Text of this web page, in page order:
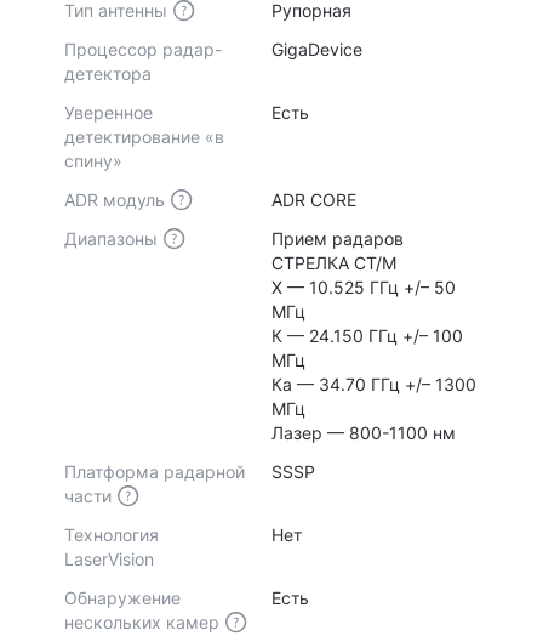
Тип антенны
Рупорная
Процессор радар-
детектора
GigaDevice
Уверенное
детектирование «в
спину»
Есть
ADR модуль
ADR CORE
Диапазоны
Прием радаров
СТРЕЛКА СТ/М
Х — 10.525 ГГц +/– 50
МГц
К — 24.150 ГГц +/– 100
МГц
Ка — 34.70 ГГц +/– 1300
МГц
Лазер — 800-1100 нм
Платформа радарной
части
SSSP
Технология
LaserVision
Нет
Обнаружение
нескольких камер
Есть